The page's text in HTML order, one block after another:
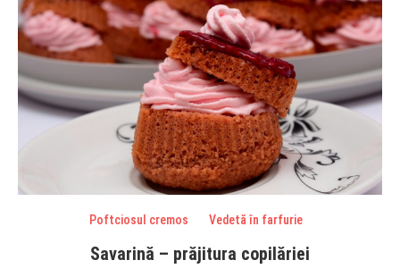
Poftciosul cremos Vedetă în farfurie
Savarină – prăjitura copilăriei